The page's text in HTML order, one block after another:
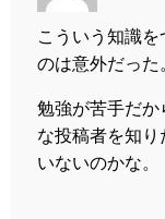
こういう知識
のは意外だった
勉強が苦手だか
な投稿者を知
いないのかな。